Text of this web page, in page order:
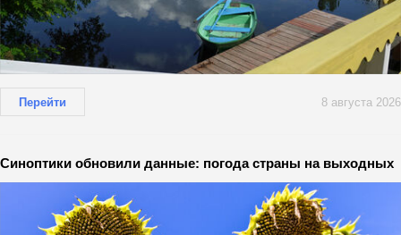
Перейти 8 августа 2026
Синоптики обновили данные: погода страны на выходных